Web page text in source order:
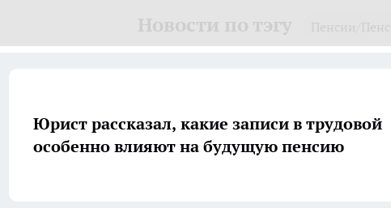
Юрист рассказал, какие записи в трудовой
особенно влияют на будущую пенсию